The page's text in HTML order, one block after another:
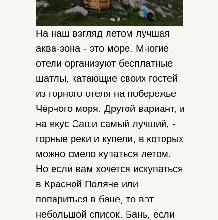
На наш взгляд летом лучшая
аква-зона - это море. Многие
отели организуют бесплатные
шатлы, катающие своих гостей
из горного отеля на побережье
Чёрного моря. Другой вариант, и
на вкус Саши самый лучший, -
горные реки и купели, в которых
можно смело купаться летом.
Но если вам хочется искупаться
в Красной Поляне или
попариться в бане, то вот
небольшой список. Бань, если